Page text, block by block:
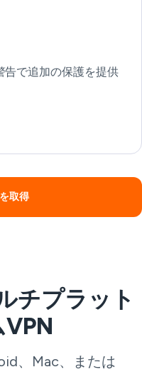
告で追加の保護を提供
取得
チプラット
、Mac、または